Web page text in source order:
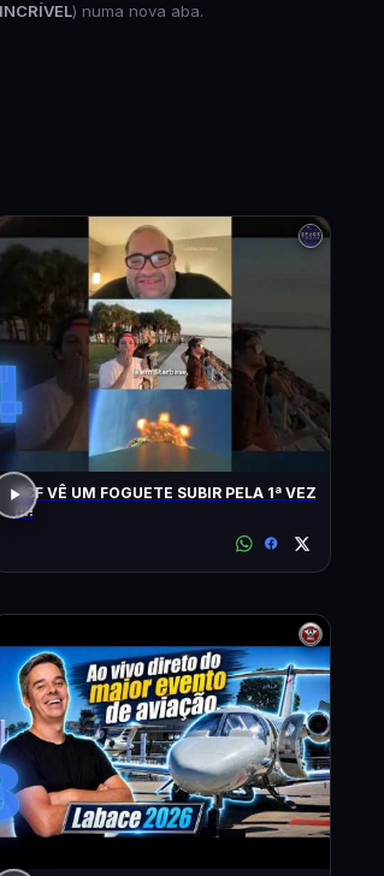
INCRÍVEL) numa nova aba.
ACF VÊ UM FOGUETE SUBIR PELA 1ª VEZ
!!!!